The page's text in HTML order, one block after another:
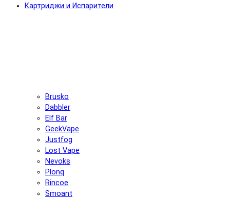
Картриджи и Испарители
Brusko
Dabbler
Elf Bar
GeekVape
Justfog
Lost Vape
Nevoks
Plonq
Rincoe
Smoant